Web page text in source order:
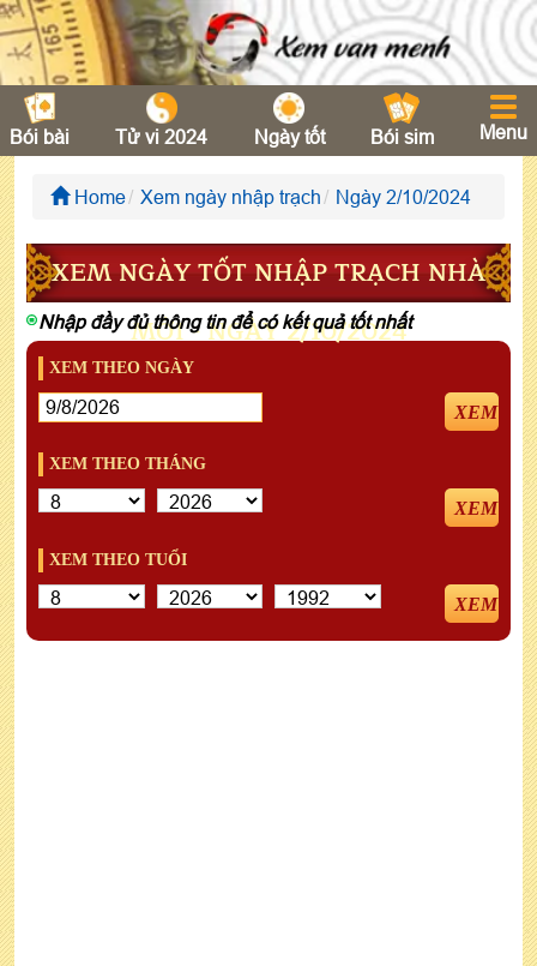
Bói bài Tử vi 2024 Ngày tốt Bói sim Menu
Home Xem ngày nhập trạch Ngày 2/10/2024
XEM NGÀY TỐT NHẬP TRẠCH NHÀ
MỚI - NGÀY 2/10/2024
Nhập đầy đủ thông tin để có kết quả tốt nhất
XEM THEO NGÀY
XEM
XEM THEO THÁNG
XEM
XEM THEO TUỔI
XEM